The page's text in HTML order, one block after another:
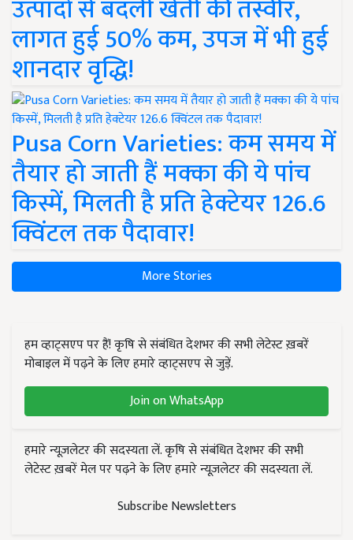
उत्पादों से बदली खेती की तस्वीर,
लागत हुई 50% कम, उपज में भी हुई
शानदार वृद्धि!
Pusa Corn Varieties: कम समय में
तैयार हो जाती हैं मक्का की ये पांच
किस्में, मिलती है प्रति हेक्टेयर 126.6
क्विंटल तक पैदावार!
More Stories
हम व्हाट्सएप पर हैं! कृषि से संबंधित देशभर की सभी लेटेस्ट ख़बरें
मोबाइल में पढ़ने के लिए हमारे व्हाट्सएप से जुड़ें.
Join on WhatsApp
हमारे न्यूज़लेटर की सदस्यता लें. कृषि से संबंधित देशभर की सभी
लेटेस्ट ख़बरें मेल पर पढ़ने के लिए हमारे न्यूज़लेटर की सदस्यता लें.
Subscribe Newsletters